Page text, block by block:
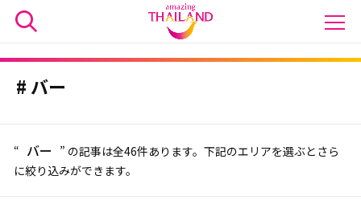
バー
“ バー ” の記事は全46件あります。下記のエリアを選ぶとさら
に絞り込みができます。